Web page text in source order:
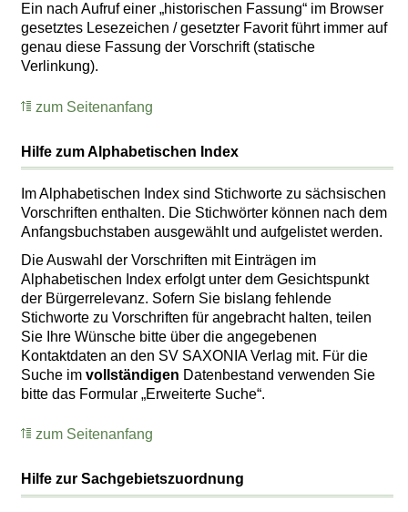
Ein nach Aufruf einer „historischen Fassung“ im Browser
gesetztes Lesezeichen / gesetzter Favorit führt immer auf
genau diese Fassung der Vorschrift (statische
Verlinkung).
zum Seitenanfang
Hilfe zum Alphabetischen Index
Im Alphabetischen Index sind Stichworte zu sächsischen
Vorschriften enthalten. Die Stichwörter können nach dem
Anfangsbuchstaben ausgewählt und aufgelistet werden.
Die Auswahl der Vorschriften mit Einträgen im
Alphabetischen Index erfolgt unter dem Gesichtspunkt
der Bürgerrelevanz. Sofern Sie bislang fehlende
Stichworte zu Vorschriften für angebracht halten, teilen
Sie Ihre Wünsche bitte über die angegebenen
Kontaktdaten an den SV SAXONIA Verlag mit. Für die
Suche imvollständigen Datenbestand verwenden Sie
bitte das Formular „Erweiterte Suche“.
zum Seitenanfang
Hilfe zur Sachgebietszuordnung